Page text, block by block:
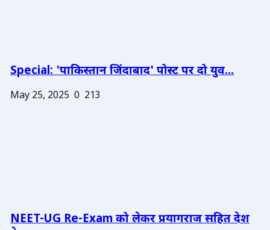
Special: 'पाकिस्तान जिंदाबाद' पोस्ट पर दो युव...
May 25, 2025 0 213
NEET-UG Re-Exam को लेकर प्रयागराज सहित देश